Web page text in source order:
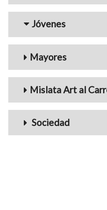
Jóvenes
Mayores
Mislata Art al
Sociedad